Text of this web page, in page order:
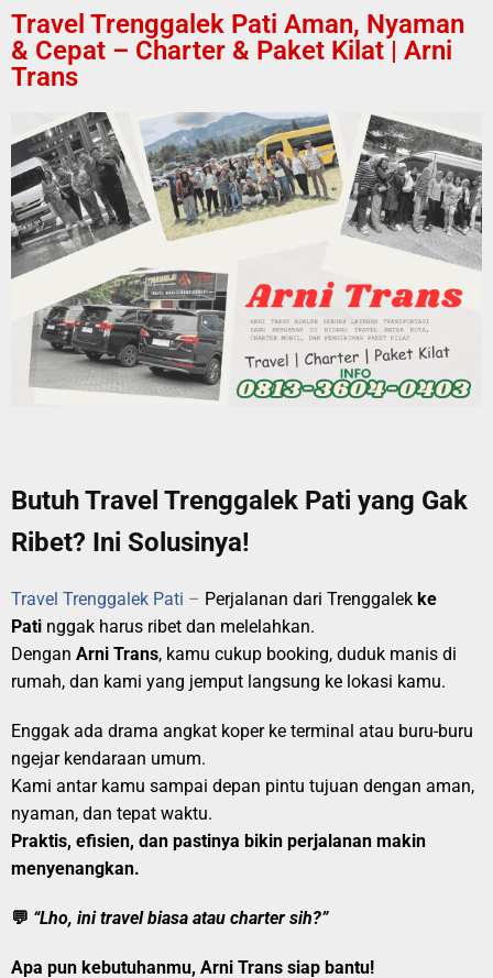
Travel Trenggalek Pati Aman, Nyaman
& Cepat – Charter & Paket Kilat | Arni
Trans
Butuh Travel Trenggalek Pati yang Gak
Ribet? Ini Solusinya!
Travel Trenggalek Pati – Perjalanan dari Trenggalek ke
Pati nggak harus ribet dan melelahkan.
Dengan Arni Trans, kamu cukup booking, duduk manis di
rumah, dan kami yang jemput langsung ke lokasi kamu.
Enggak ada drama angkat koper ke terminal atau buru-buru
ngejar kendaraan umum.
Kami antar kamu sampai depan pintu tujuan dengan aman,
nyaman, dan tepat waktu.
Praktis, efisien, dan pastinya bikin perjalanan makin
menyenangkan.
💬 “Lho, ini travel biasa atau charter sih?”
Apa pun kebutuhanmu, Arni Trans siap bantu!